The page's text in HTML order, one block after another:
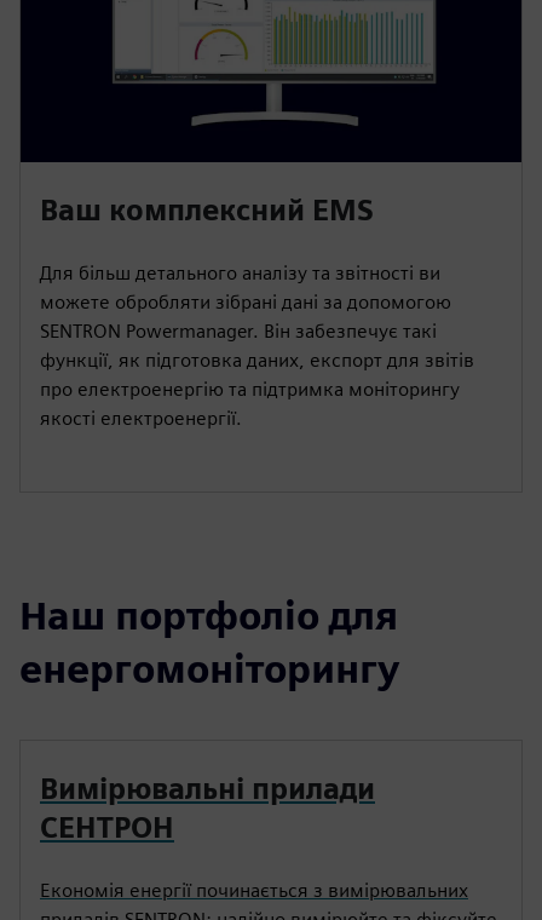
Ваш комплексний EMS
Для більш детального аналізу та звітності ви
можете обробляти зібрані дані за допомогою
SENTRON Powermanager. Він забезпечує такі
функції, як підготовка даних, експорт для звітів
про електроенергію та підтримка моніторингу
якості електроенергії.
Наш портфоліо для
енергомоніторингу
Вимірювальні прилади
СЕНТРОН
Економія енергії починається з вимірювальних